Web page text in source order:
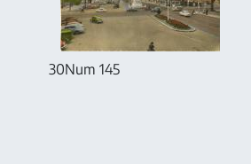
30Num 145